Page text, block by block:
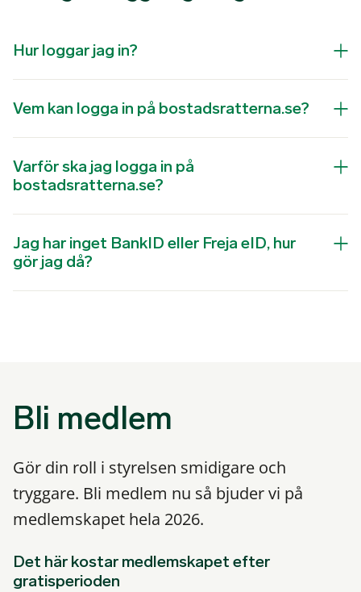
Hur loggar jag in?
Vem kan logga in på bostadsratterna.se?
Varför ska jag logga in på
bostadsratterna.se?
Jag har inget BankID eller Freja eID, hur
gör jag då?
Bli medlem
Gör din roll i styrelsen smidigare och
tryggare. Bli medlem nu så bjuder vi på
medlemskapet hela 2026.
Det här kostar medlemskapet efter
gratisperioden